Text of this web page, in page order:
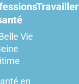
Vie
en
Travailler